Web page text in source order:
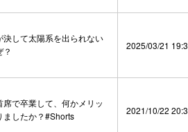
決して太陽系を出られない
2025/03/21
席で卒業して、何かメリッ
ましたか？#Shorts
2021/10/22